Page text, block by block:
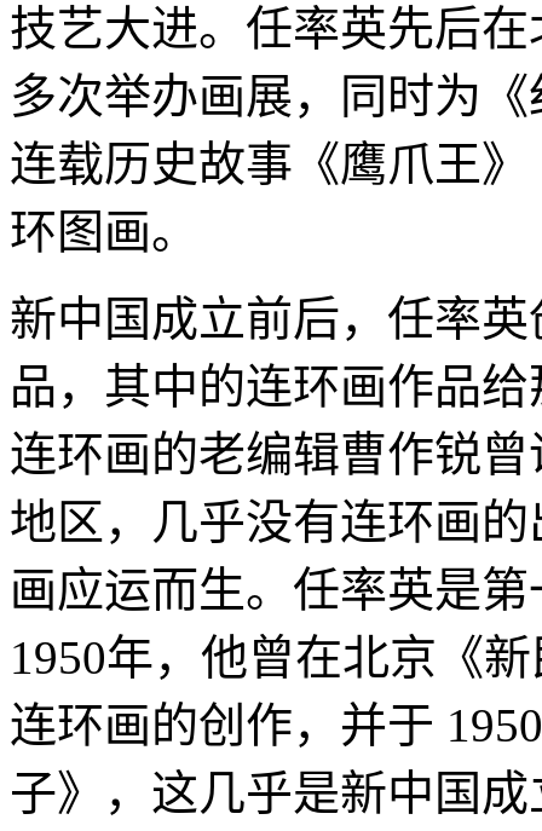
技艺大进。任率英先后
多次举办画展，同时为
连载历史故事《鹰爪王
环图画。
新中国成立前后，任率
品，其中的连环画作品
连环画的老编辑曹作锐
地区，几乎没有连环画
画应运而生。任率英是
1950年，他曾在北京《
连环画的创作，并于
子》，这几乎是新中国